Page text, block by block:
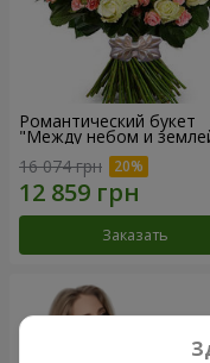
Романтический букет
"Между небом и
16 074 грн
Заказать